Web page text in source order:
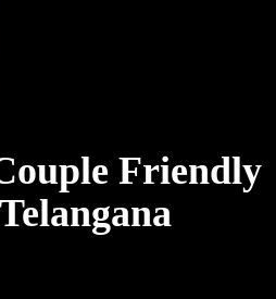
Friendly